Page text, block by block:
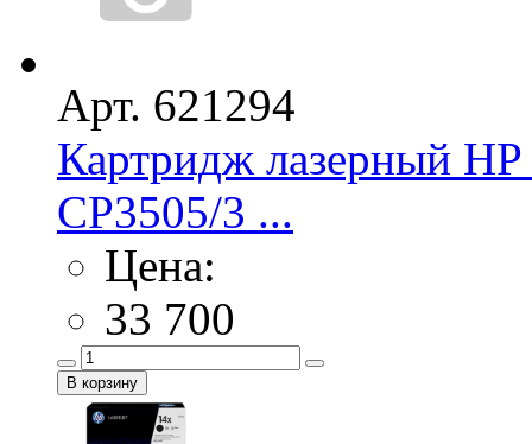
Арт. 621294
Картридж лазерный
CP3505/3 ...
Цена:
33 700